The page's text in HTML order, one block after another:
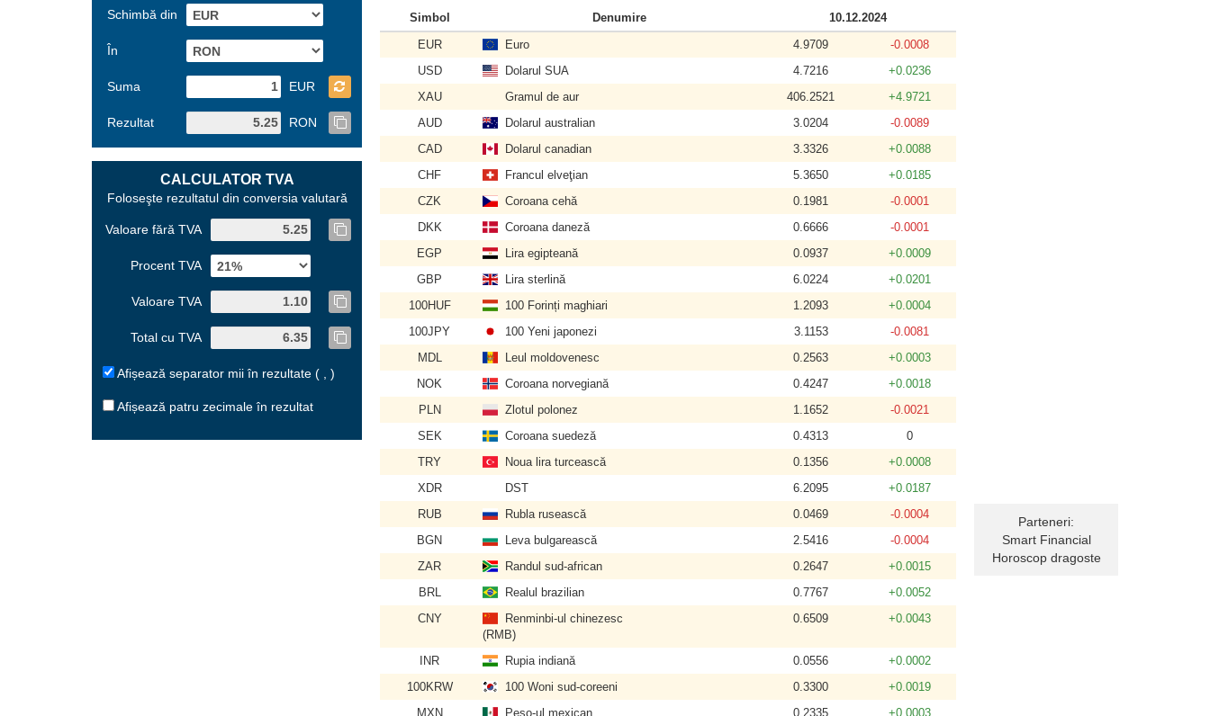
Schimbă din
În
Suma EUR
Rezultat RON
CALCULATOR TVA
Foloseşte rezultatul din conversia valutară
Valoare fără TVA
Procent TVA
Valoare TVA
Total cu TVA
Afișează separator mii în rezultate ( , )
Afișează patru zecimale în rezultat
Simbol Denumire
10.12.2024
EUR
Euro 4.9709
-0.0008
USD
Dolarul SUA 4.7216
+0.0236
XAU
Gramul de aur 406.2521
+4.9721
AUD
Dolarul australian 3.0204
-0.0089
CAD
Dolarul canadian 3.3326
+0.0088
CHF
Francul elveţian 5.3650
+0.0185
CZK
Coroana cehă 0.1981
-0.0001
DKK
Coroana daneză 0.6666
-0.0001
EGP
Lira egipteană 0.0937
+0.0009
GBP
Lira sterlină 6.0224
+0.0201
100HUF
100 Forinți maghiari 1.2093
+0.0004
100JPY
100 Yeni japonezi 3.1153
-0.0081
MDL
Leul moldovenesc 0.2563
+0.0003
NOK
Coroana norvegiană 0.4247
+0.0018
PLN
Zlotul polonez 1.1652
-0.0021
SEK
Coroana suedeză 0.4313
0
TRY
Noua lira turcească 0.1356
+0.0008
XDR
DST 6.2095
+0.0187
RUB
Rubla rusească 0.0469
-0.0004
BGN
Leva bulgarească 2.5416
-0.0004
ZAR
Randul sud-african 0.2647
+0.0015
BRL
Realul brazilian 0.7767
+0.0052
CNY
Renminbi-ul chinezesc
(RMB)
0.6509 +0.0043
INR Rupia indiană 0.0556
+0.0002
100KRW
100 Woni sud-coreeni 0.3300
+0.0019
MXN
Peso-ul mexican 0.2335
+0.0003
Parteneri:
Smart Financial
Horoscop dragoste